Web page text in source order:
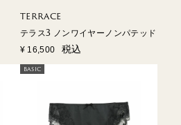
TERRACE
テラス3 ノンワイヤーノンパテッド
¥ 16,500 税込
BASIC